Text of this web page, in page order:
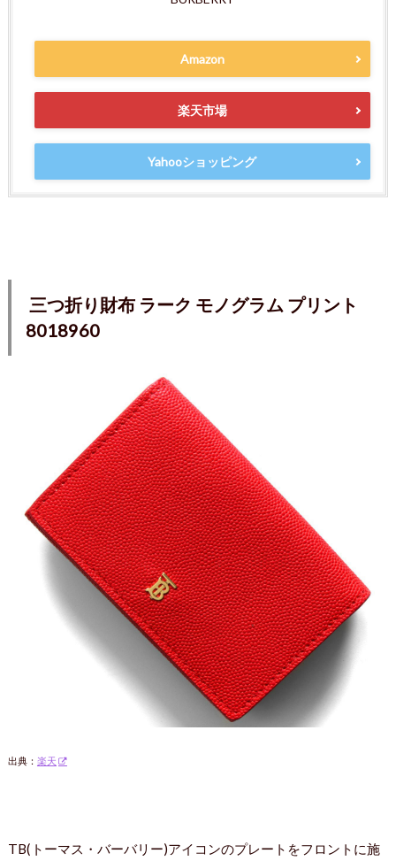
Amazon
楽天市場
Yahooショッピング
三つ折り財布 ラーク モノグラム プリント
8018960
出典： 楽天
TB(トーマス・バーバリー)アイコンのプレートをフロントに施